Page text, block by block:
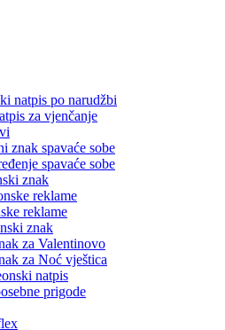
natpis po narudžbi
za vjenčanje
znak spavaće sobe
spavaće sobe
znak
reklame
reklame
znak
za Valentinovo
za Noć vještica
natpis
prigode